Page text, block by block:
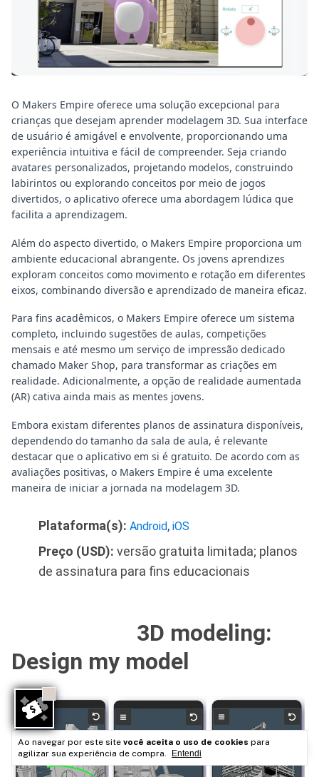
Ao navegar por este site você aceita o uso de cookies para
agilizar sua experiência de compra.
Entendi
O Makers Empire oferece uma solução excepcional para
crianças que desejam aprender modelagem 3D. Sua interface
de usuário é amigável e envolvente, proporcionando uma
experiência intuitiva e fácil de compreender. Seja criando
avatares personalizados, projetando modelos, construindo
labirintos ou explorando conceitos por meio de jogos
divertidos, o aplicativo oferece uma abordagem lúdica que
facilita a aprendizagem.
Além do aspecto divertido, o Makers Empire proporciona um
ambiente educacional abrangente. Os jovens aprendizes
exploram conceitos como movimento e rotação em diferentes
eixos, combinando diversão e aprendizado de maneira eficaz.
Para fins acadêmicos, o Makers Empire oferece um sistema
completo, incluindo sugestões de aulas, competições
mensais e até mesmo um serviço de impressão dedicado
chamado Maker Shop, para transformar as criações em
realidade. Adicionalmente, a opção de realidade aumentada
(AR) cativa ainda mais as mentes jovens.
Embora existam diferentes planos de assinatura disponíveis,
dependendo do tamanho da sala de aula, é relevante
destacar que o aplicativo em si é gratuito. De acordo com as
avaliações positivas, o Makers Empire é uma excelente
maneira de iniciar a jornada na modelagem 3D.
Plataforma(s): Android, iOS
Preço (USD): versão gratuita limitada; planos
de assinatura para fins educacionais
3D modeling:
Design my model